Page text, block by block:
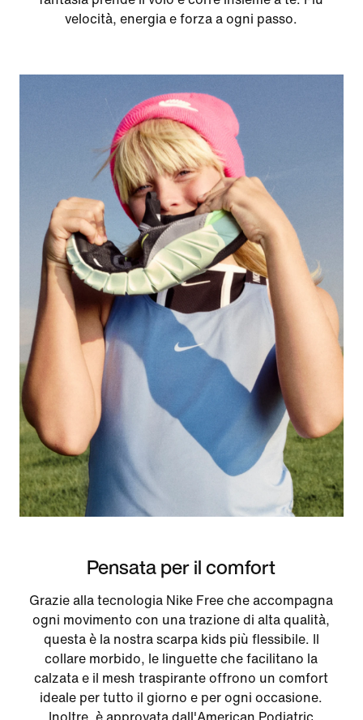
velocità, energia e forza a ogni passo.
Pensata per il comfort
Grazie alla tecnologia Nike Free che accompagna
ogni movimento con una trazione di alta qualità,
questa è la nostra scarpa kids più flessibile. Il
collare morbido, le linguette che facilitano la
calzata e il mesh traspirante offrono un comfort
ideale per tutto il giorno e per ogni occasione.
Inoltre, è approvata dall'American Podiatric